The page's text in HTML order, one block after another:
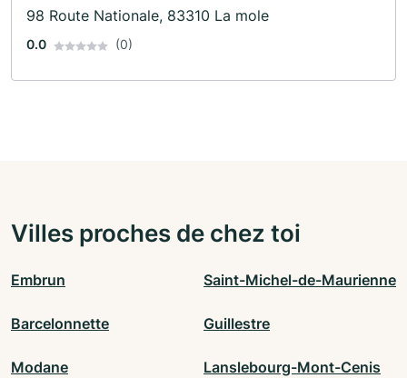
98 Route Nationale, 83310 La mole
0.0 (0)
Villes proches de chez toi
Embrun Saint-Michel-de-Maurienne
Barcelonnette Guillestre
Modane Lanslebourg-Mont-Cenis